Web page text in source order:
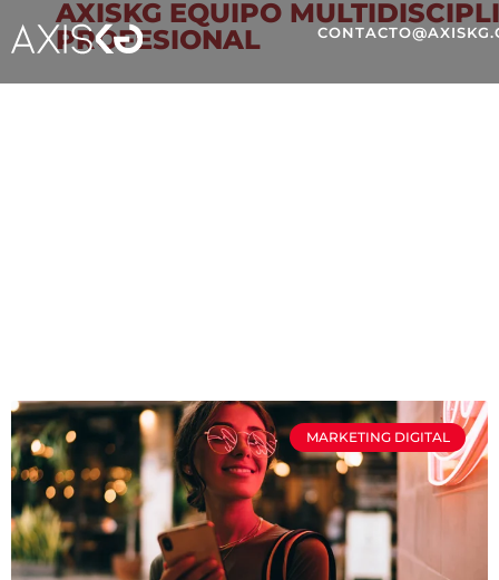
AXISKG EQUIPO
PROFESIONAL
MARKETING DIGITAL